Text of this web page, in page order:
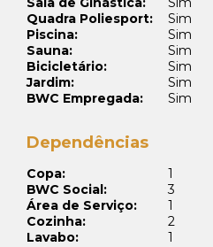
Quadra Poliesport:
Sim
Piscina:
Sim
Sauna:
Sim
Bicicletário:
Sim
Jardim:
Sim
BWC Empregada:
Sim
Dependências
Copa:
1
BWC Social:
3
Área de Serviço:
1
Cozinha:
2
Lavabo:
1